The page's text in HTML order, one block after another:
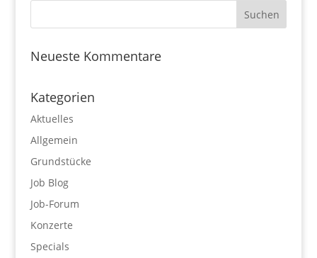
Neueste Kommentare
Kategorien
Aktuelles
Allgemein
Grundstücke
Job Blog
Job-Forum
Konzerte
Specials